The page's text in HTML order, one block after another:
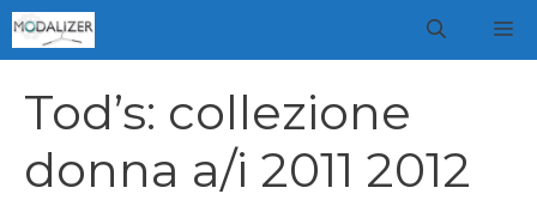
Vai
al
Tod’s: collezione
donna a/i 2011 2012